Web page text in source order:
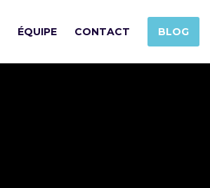
ÉQUIPE CONTACT BLOG